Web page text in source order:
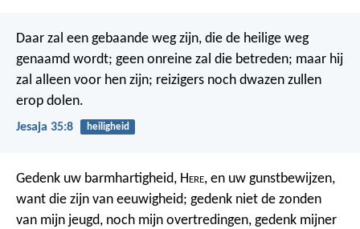
Daar zal een gebaande weg zijn, die de heilige weg
genaamd wordt; geen onreine zal die betreden; maar hij
zal alleen voor hen zijn; reizigers noch dwazen zullen
erop dolen.
Jesaja 35:8 heiligheid
Gedenk uw barmhartigheid, Here, en uw gunstbewijzen,
want die zijn van eeuwigheid; gedenk niet de zonden
van mijn jeugd, noch mijn overtredingen, gedenk mijner